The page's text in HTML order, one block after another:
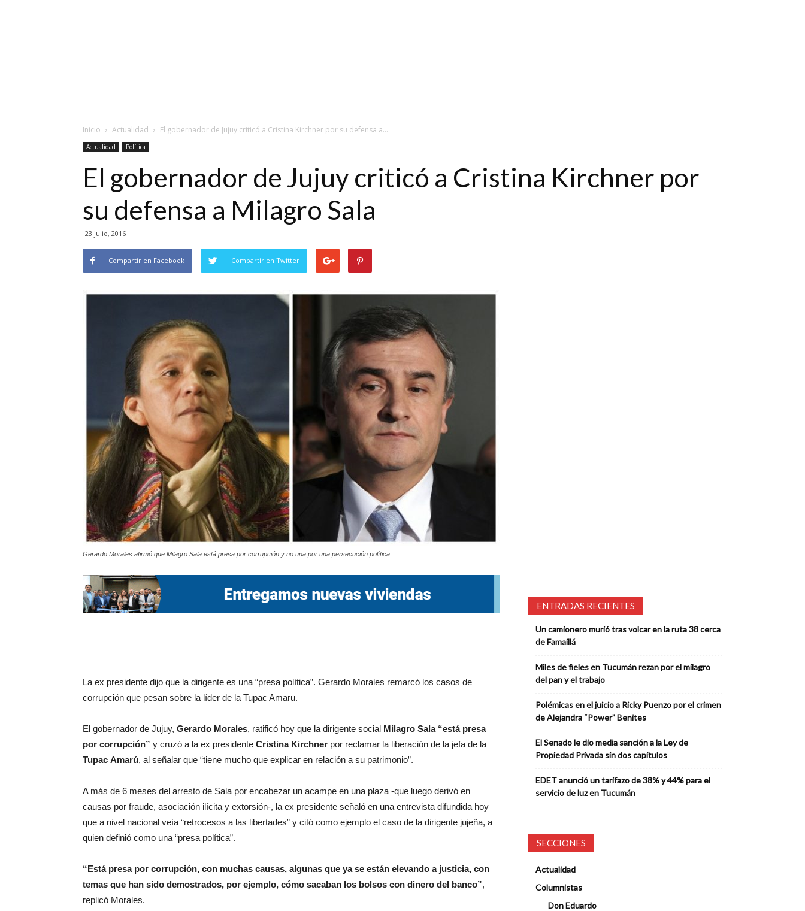
Inicio Actualidad El gobernador de Jujuy criticó a Cristina Kirchner por su defensa a...
Actualidad Política
El gobernador de Jujuy criticó a Cristina Kirchner por
su defensa a Milagro Sala
23 julio, 2016
Compartir en Facebook Compartir en Twitter
Gerardo Morales afirmó que Milagro Sala está presa por corrupción y no una por una persecución política
La ex presidente dijo que la dirigente es una “presa política”. Gerardo Morales remarcó los casos de
corrupción que pesan sobre la líder de la Tupac Amaru.
El gobernador de Jujuy, Gerardo Morales, ratificó hoy que la dirigente social Milagro Sala “está presa
por corrupción” y cruzó a la ex presidente Cristina Kirchner por reclamar la liberación de la jefa de la
Tupac Amarú, al señalar que “tiene mucho que explicar en relación a su patrimonio”.
A más de 6 meses del arresto de Sala por encabezar un acampe en una plaza -que luego derivó en
causas por fraude, asociación ilícita y extorsión-, la ex presidente señaló en una entrevista difundida hoy
que a nivel nacional veía “retrocesos a las libertades” y citó como ejemplo el caso de la dirigente jujeña, a
quien definió como una “presa política”.
“Está presa por corrupción, con muchas causas, algunas que ya se están elevando a justicia, con
temas que han sido demostrados, por ejemplo, cómo sacaban los bolsos con dinero del banco”,
replicó Morales.
ENTRADAS RECIENTES
Un camionero murió tras volcar en la ruta 38 cerca
de Famaillá
Miles de fieles en Tucumán rezan por el milagro
del pan y el trabajo
Polémicas en el juicio a Ricky Puenzo por el crimen
de Alejandra “Power” Benites
El Senado le dio media sanción a la Ley de
Propiedad Privada sin dos capítulos
EDET anunció un tarifazo de 38% y 44% para el
servicio de luz en Tucumán
SECCIONES
Actualidad
Columnistas
Don Eduardo